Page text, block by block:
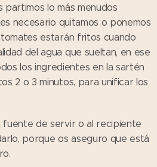
partimos lo más menudos
necesario quitamos o ponemos
estarán fritos cuando
del agua que sueltan, en ese
los ingredientes en la sartén
2 o 3 minutos, para unificar los
fuente de servir o al recipiente
porque os aseguro que está